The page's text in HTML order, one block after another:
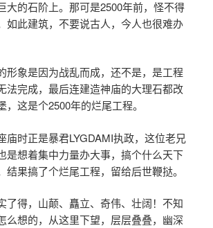
大的石阶上。那可是2500年前，怪不得
如此建筑，不要说古人，今人也很难办
形象是因为战乱而成，还不是，是工程
法完成，最后连建造神庙的大理石都改
，这是个2500年的烂尾工程。
庙时正是暴君LYGDAMI执政，这位老兄
是想着集中力量办大事，搞个什么天下
结果搞了个烂尾工程，留给后世鞭挞。
了得，山颠、矗立、奇伟、壮阔！不知
么想的，从这里下望，层层叠叠，幽深